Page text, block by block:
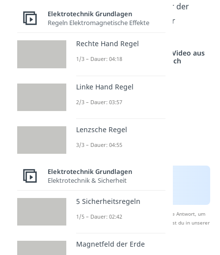
je größer der
Widerstand ist, desto mehr
Studyflix vernetzt: Hier ein Video aus
einem anderen Bereich
Nach Beantwortung speichern wir deine Antwort, um
Studyflix zu verbessern. Mehr dazu erfährst du in unserer
Elektrotechnik Grundlagen
Regeln Elektromagnetische Effekte
Rechte Hand Regel
1/3 – Dauer: 04:18
Linke Hand Regel
2/3 – Dauer: 03:57
Lenzsche Regel
3/3 – Dauer: 04:55
Elektrotechnik Grundlagen
Elektrotechnik & Sicherheit
5 Sicherheitsregeln
1/5 – Dauer: 02:42
Magnetfeld der Erde